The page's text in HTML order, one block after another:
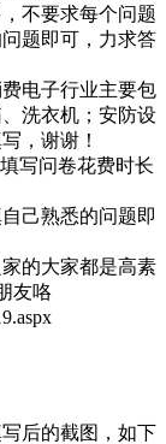
不要求每个问题
题即可，力求答
电子行业主要包
洗衣机；安防设
，谢谢！
写问卷花费时长
己熟悉的问题即
的大家都是高素
友咯
后的截图，如下